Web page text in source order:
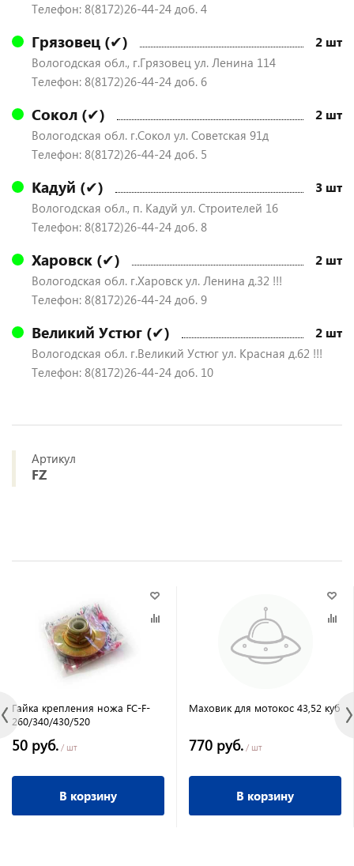
Телефон: 8(8172)26-44-24 доб. 4
Грязовец (✔) 2 шт
Вологодская обл., г.Грязовец ул. Ленина 114
Телефон: 8(8172)26-44-24 доб. 6
Сокол (✔) 2 шт
Вологодская обл. г.Сокол ул. Советская 91д
Телефон: 8(8172)26-44-24 доб. 5
Кадуй (✔) 3 шт
Вологодская обл., п. Кадуй ул. Строителей 16
Телефон: 8(8172)26-44-24 доб. 8
Харовск (✔) 2 шт
Вологодская обл. г.Харовск ул. Ленина д.32 !!!
Телефон: 8(8172)26-44-24 доб. 9
Великий Устюг (✔) 2 шт
Вологодская обл. г.Великий Устюг ул. Красная д.62 !!!
Телефон: 8(8172)26-44-24 доб. 10
Артикул
FZ
Гайка крепления ножа FC-F-
260/340/430/520
50 руб. / шт
В корзину
Маховик для мотокос 43,52 куб
770 руб. / шт
В корзину